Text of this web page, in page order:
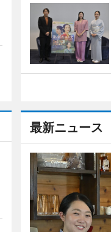
最新ニュース